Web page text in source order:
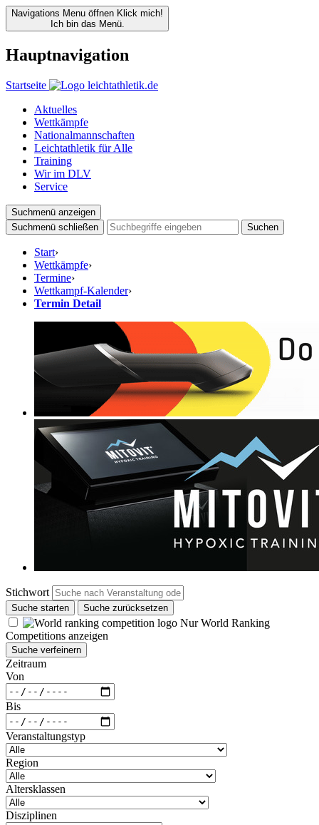
Navigations Menu öffnen Klick mich!
Ich bin das Menü.
Hauptnavigation
Startseite
Aktuelles
Wettkämpfe
Nationalmannschaften
Leichtathletik für Alle
Training
Wir im DLV
Service
Suchmenü anzeigen
Suchmenü schließen
Suchen
Start›
Wettkämpfe›
Termine›
Wettkampf-Kalender›
Termin Detail
Stichwort
Suche starten Suche zurücksetzen
Nur World Ranking
Competitions anzeigen
Suche verfeinern
Zeitraum
Von
Bis
Veranstaltungstyp
Region
Altersklassen
Disziplinen